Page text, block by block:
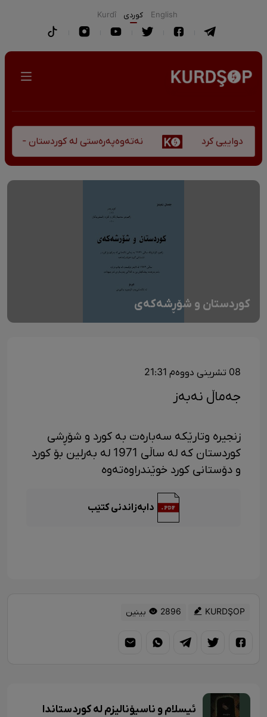
English كوردی Kurdî
دواییی کرد نەتەوەپەرەستی لە کوردستان -
کوردستان و شۆڕشەکەی
08 تشرینی دووەم 21:31
جەماڵ نەبەز
زنجیرە وتارێکە سەبارەت بە کورد و شۆڕشی
کوردستان کە لە ساڵی 1971 لە بەرلین بۆ کورد
و دۆستانی کورد خوێندراوەتەوە
دابەزاندنی کتێب
KURDŞOP 2896 بینین
ئیسلام و ناسیۆنالیزم لە کوردستاندا